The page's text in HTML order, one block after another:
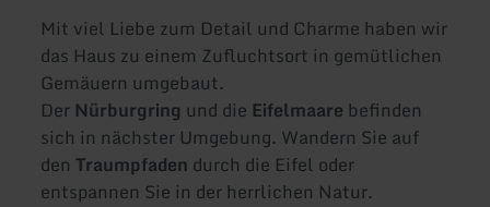
Mit viel Liebe zum Detail und Charme haben wir
das Haus zu einem Zufluchtsort in gemütlichen
Gemäuern umgebaut.
Der Nürburgring und die Eifelmaare befinden
sich in nächster Umgebung. Wandern Sie auf
denTraumpfaden durch die Eifel oder
entspannen Sie in der herrlichen Natur.